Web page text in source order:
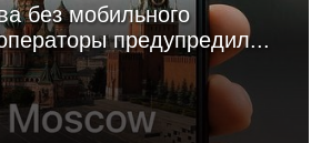
без мобильного
предупредил...